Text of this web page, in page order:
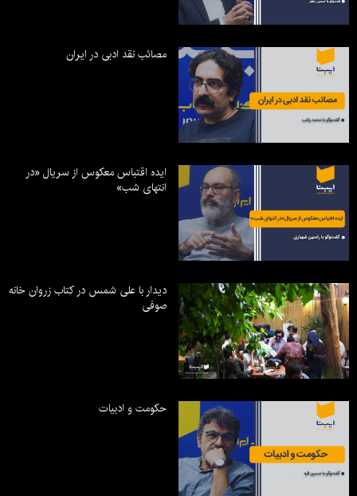
مصائب نقد ادبی در ایران
ایده اقتباس معکوس از سریال «در
انتهای شب»
دیدار با علی شمس در کتاب زروان خانه
صوفی
حکومت و ادبیات